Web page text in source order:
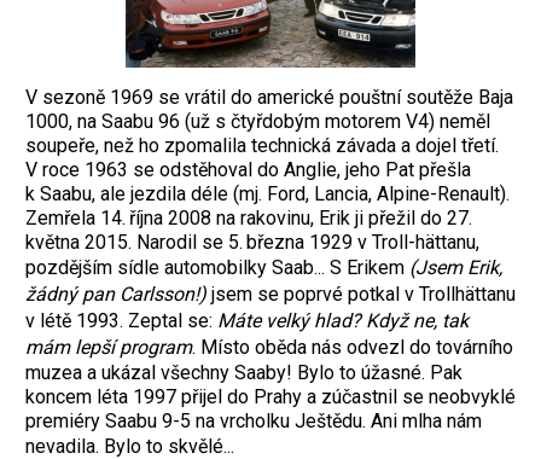
V sezoně 1969 se vrátil do americké pouštní soutěže Baja
1000, na Saabu 96 (už s čtyřdobým motorem V4) neměl
soupeře, než ho zpomalila technická závada a dojel třetí.
V roce 1963 se odstěhoval do Anglie, jeho Pat přešla
k Saabu, ale jezdila déle (mj. Ford, Lancia, Alpine-Renault).
Zemřela 14. října 2008 na rakovinu, Erik ji přežil do 27.
května 2015. Narodil se 5. března 1929 v Troll-hättanu,
pozdějším sídle automobilky Saab... S Erikem (Jsem Erik,
žádný pan Carlsson!) jsem se poprvé potkal v Trollhättanu
v létě 1993. Zeptal se: Máte velký hlad? Když ne, tak
mám lepší program. Místo oběda nás odvezl do továrního
muzea a ukázal všechny Saaby! Bylo to úžasné. Pak
koncem léta 1997 přijel do Prahy a zúčastnil se neobvyklé
premiéry Saabu 9-5 na vrcholku Ještědu. Ani mlha nám
nevadila. Bylo to skvělé...